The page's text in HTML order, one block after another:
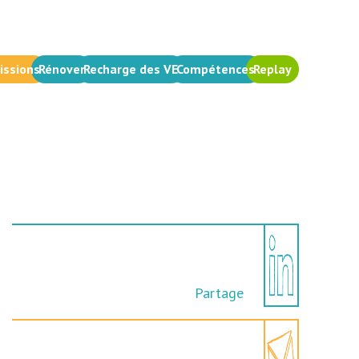
RénoverRecharge des VECompétencesReplay
Partage